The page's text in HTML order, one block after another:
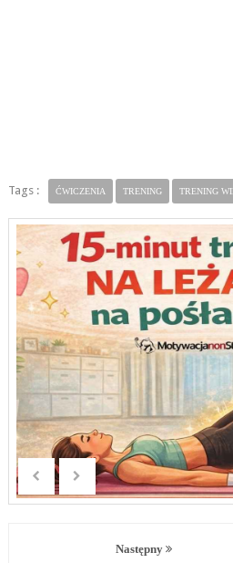
Tags : ĆWICZENIA TRENING TRENING
Następny